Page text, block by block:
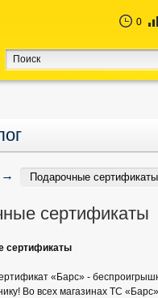
0
Подарочные сертификаты
сертификаты
сертификаты
«Барс» -
Во всех магазинах ТС